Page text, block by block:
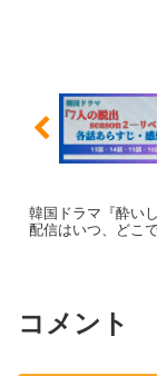
韓国ドラマ『酔い
配信はいつ、どこ
コメント